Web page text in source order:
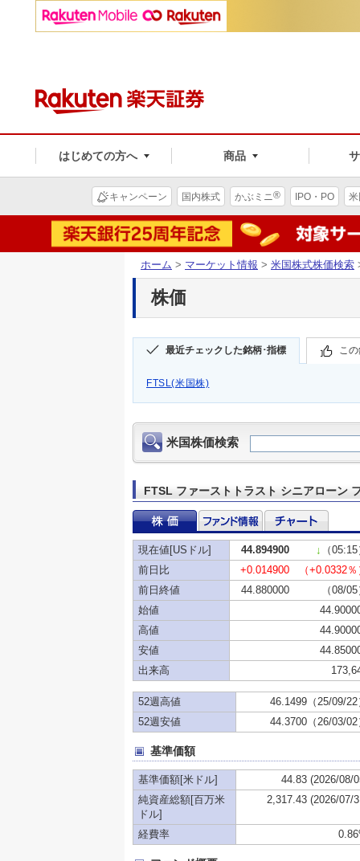
はじめての方へ 商品
キャンペーン 国内株式 かぶミニ® IPO・PO
ホーム > マーケット情報 > 米国株式株価検索
株価
最近チェックした銘柄･指標 こ
FTSL(米国株)